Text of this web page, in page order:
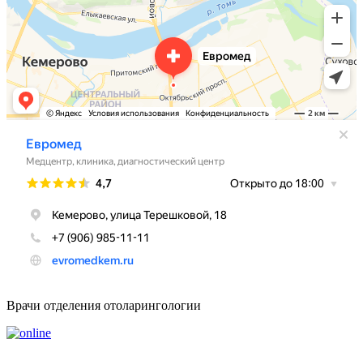
Врачи отделения отоларингологии